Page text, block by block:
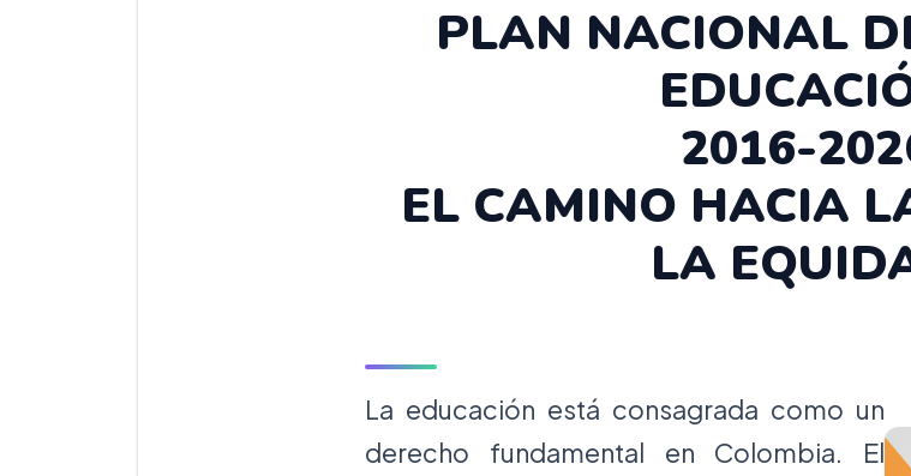
PLAN NACIONAL
2016-
EL CAMINO HACIA
LA
La educación está consagrada como un
derecho fundamental en Colombia. El